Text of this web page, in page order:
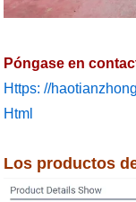
Póngase en
Https: //
Html
Los productos